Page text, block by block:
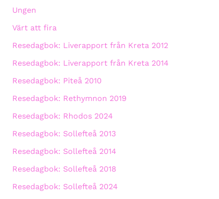
Ungen
Värt att fira
Resedagbok: Liverapport från Kreta 2012
Resedagbok: Liverapport från Kreta 2014
Resedagbok: Piteå 2010
Resedagbok: Rethymnon 2019
Resedagbok: Rhodos 2024
Resedagbok: Sollefteå 2013
Resedagbok: Sollefteå 2014
Resedagbok: Sollefteå 2018
Resedagbok: Sollefteå 2024